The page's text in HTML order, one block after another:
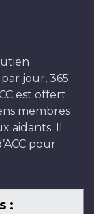
jour, 365
est offert
membres
aidants. Il
pour
: